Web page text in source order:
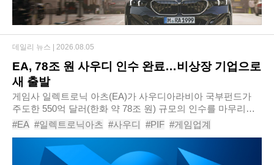
EA, 78조 원 사우디 인수 완료…비상장 기업으로
새 출발
게임사 일렉트로닉 아츠(EA)가 사우디아라비아 국부펀드가
주도한 550억 달러(한화 약 78조 원) 규모의 인수를 마무리하
고 비상장 기업으로 전환했다. 이번 거래는 게임 업계는 물론
전체 산업을 통틀어서도 역대 최대 규모의..
#EA #일렉트로닉아츠 #사우디 #PIF #게임업계
#배틀필드 #EA스포츠FC # 실버레이크
# 어피니티파트너스컨소시엄 # 재러드쿠슈너
데일리 뉴스 | 2026.08.05